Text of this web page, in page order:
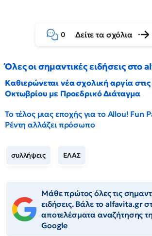
0 Δείτε τα σχόλια
Όλες οι σημαντικές ειδήσεις στο
Καθιερώνεται νέα σχολική αργία
Οκτωβρίου με Προεδρικό Διάταγμα
Το τέλος μιας εποχής για το Allou! Fun
Ρέντη αλλάζει πρόσωπο
συλλήψεις ΕΛΑΣ
Μάθε πρώτος όλες τις
ειδήσεις. Βάλε το alfavita.gr
αποτελέσματα αναζήτησης
Google